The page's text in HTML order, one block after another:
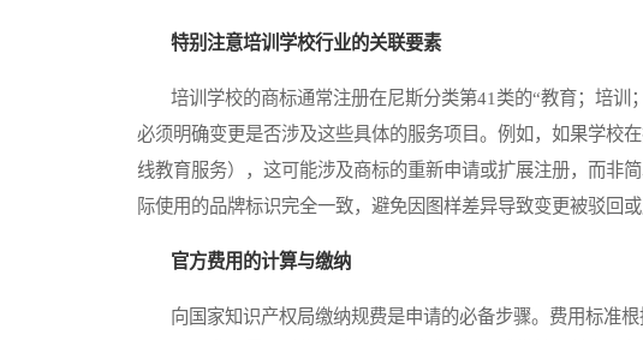
特别注意培训学校行业的关联要素
培训学校的商标通常注册在尼斯分类第41类的“教育；培训
必须明确变更是否涉及这些具体的服务项目。例如，如果学校
线教育服务），这可能涉及商标的重新申请或扩展注册，而非
际使用的品牌标识完全一致，避免因图样差异导致变更被驳回或
官方费用的计算与缴纳
向国家知识产权局缴纳规费是申请的必备步骤。费用标准根